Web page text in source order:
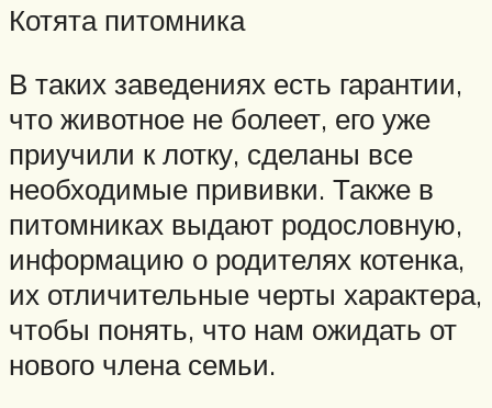
Котята питомника
В таких заведениях есть гарантии,
что животное не болеет, его уже
приучили к лотку, сделаны все
необходимые прививки. Также в
питомниках выдают родословную,
информацию о родителях котенка,
их отличительные черты характера,
чтобы понять, что нам ожидать от
нового члена семьи.